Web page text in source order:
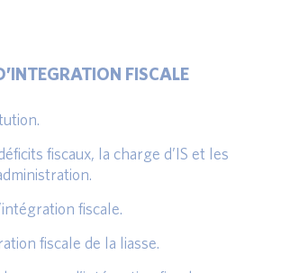
FISCALE
fiscaux, la charge d’IS et les
fiscale.
fiscale de la liasse.